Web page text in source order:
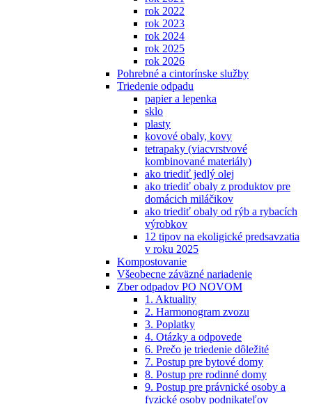
rok 2022
rok 2023
rok 2024
rok 2025
rok 2026
Pohrebné a cintorínske služby
Triedenie odpadu
papier a lepenka
sklo
plasty
kovové obaly, kovy
tetrapaky (viacvrstvové
kombinované materiály)
ako triediť jedlý olej
ako triediť obaly z produktov pre
domácich miláčikov
ako triediť obaly od rýb a rybacích
výrobkov
12 tipov na ekoligické predsavzatia
v roku 2025
Kompostovanie
Všeobecne záväzné nariadenie
Zber odpadov PO NOVOM
1. Aktuality
2. Harmonogram zvozu
3. Poplatky
4. Otázky a odpovede
6. Prečo je triedenie dôležité
7. Postup pre bytové domy
8. Postup pre rodinné domy
9. Postup pre právnické osoby a
fyzické osoby podnikateľov